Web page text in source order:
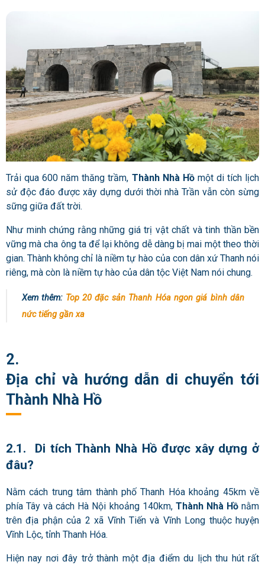
Trải qua 600 năm thăng trầm, Thành Nhà Hồmột di tích lịch
sử độc đáo được xây dựng dưới thời nhà Trần vẫn còn sừng
sững giữa đất trời.
Như minh chứng rằng những giá trị vật chất và tinh thần bền
vững mà cha ông ta để lại không dễ dàng bị mai một theo thời
gian. Thànhkhông chỉ là niềm tự hào của con dân xứ Thanh nói
riêng, mà còn là niềm tự hào của dân tộc Việt Nam nói chung.
Xem thêm: Top 20 đặc sản Thanh Hóa ngon giá bình dân
nức tiếng gần xa
2.
Địa chỉ và hướng dẫn di chuyển tới
Thành Nhà Hồ
2.1. Di tích Thành Nhà Hồ được xây dựng ở
đâu?
Nằm cách trung tâm thành phố Thanh Hóa khoảng 45km về
phía Tây và cách Hà Nội khoảng 140km, Thành Nhà Hồnằm
trên địa phận của 2 xã Vĩnh Tiến và Vĩnh Long thuộc huyện
Vĩnh Lộc, tỉnh Thanh Hóa.
Hiện nay nơi đây trở thành một địa điểm du lịch thu hút rất